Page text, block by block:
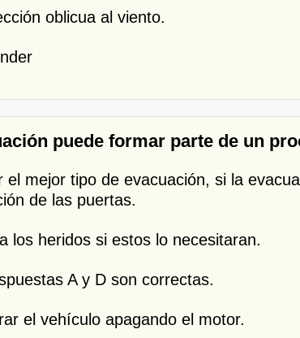
oblicua al viento.
puede formar parte de un
el mejor tipo de evacuación, si la
de las puertas.
los heridos si estos lo necesitaran.
A y D son correctas.
el vehículo apagando el motor.